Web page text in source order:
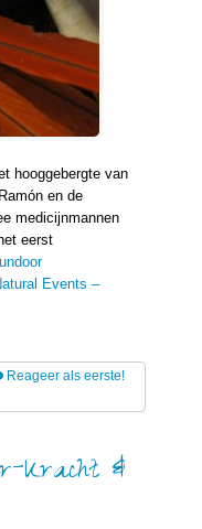
hooggebergte van
en de
medicijnmannen
eerst
Events –
Reageer als eerste!
Kracht &